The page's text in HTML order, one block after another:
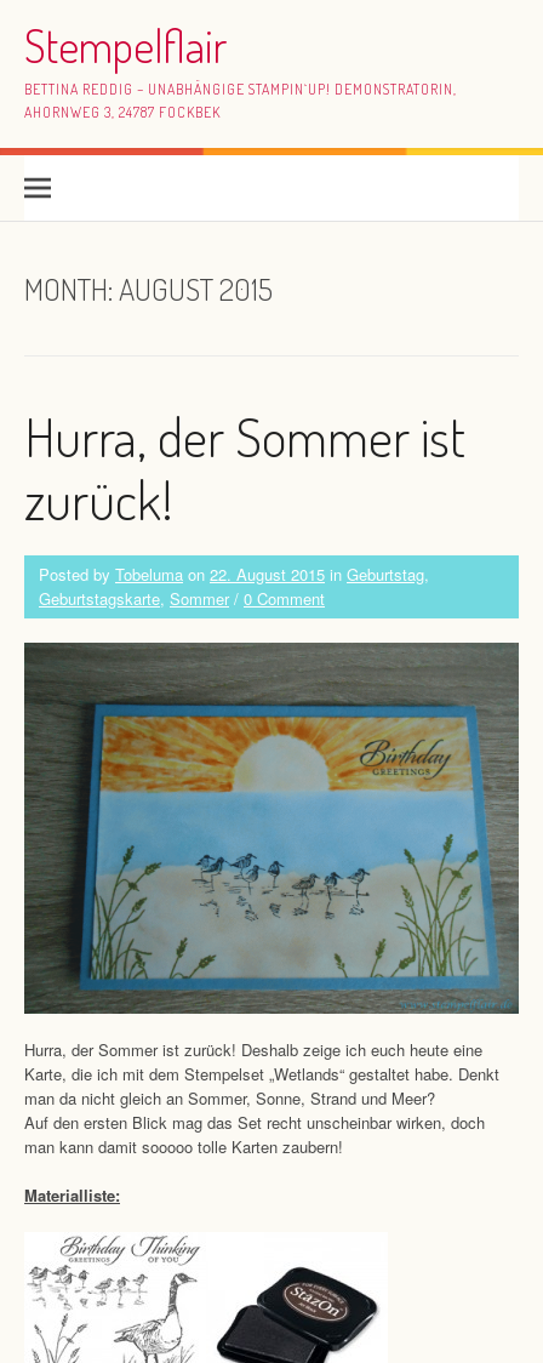
Stempelflair
BETTINA REDDIG – UNABHÄNGIGE STAMPIN`UP! DEMONSTRATORIN,
AHORNWEG 3, 24787 FOCKBEK
MONTH:AUGUST 2015
Hurra, der Sommer ist
zurück!
Posted by Tobeluma on 22. August 2015 in Geburtstag,
Geburtstagskarte, Sommer / 0 Comment
Hurra, der Sommer ist zurück! Deshalb zeige ich euch heute eine
Karte, die ich mit dem Stempelset „Wetlands“ gestaltet habe. Denkt
man da nicht gleich an Sommer, Sonne, Strand und Meer?
Auf den ersten Blick mag das Set recht unscheinbar wirken, doch
man kann damit sooooo tolle Karten zaubern!
Materialliste: